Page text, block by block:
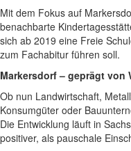
Mit dem Fokus auf
benachbarte
sich ab 2019 eine Freie
zum Fachabitur führen soll.
Markersdorf – geprägt
Ob nun Landwirtschaft,
Konsumgüter oder
Die Entwicklung läuft in
positiver, als pauschale